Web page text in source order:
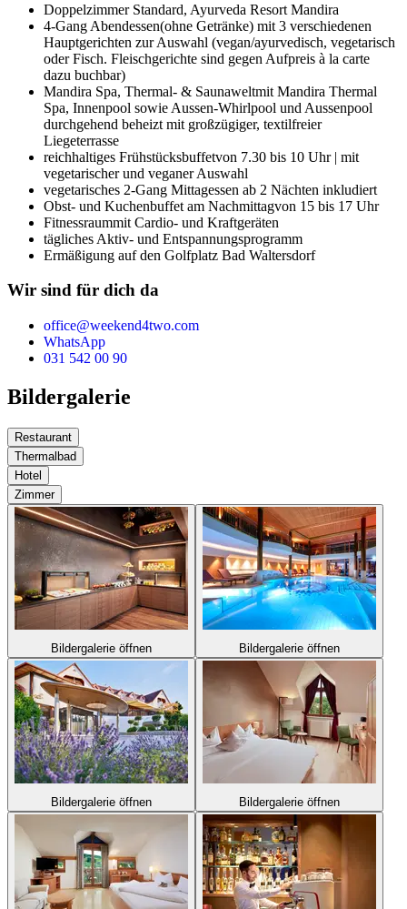
Doppelzimmer Standard, Ayurveda Resort Mandira
4-Gang Abendessen(ohne Getränke) mit 3 verschiedenen
Hauptgerichten zur Auswahl (vegan/ayurvedisch, vegetarisch
oder Fisch. Fleischgerichte sind gegen Aufpreis à la carte
dazu buchbar)
Mandira Spa, Thermal- & Saunaweltmit Mandira Thermal
Spa, Innenpool sowie Aussen-Whirlpool und Aussenpool
durchgehend beheizt mit großzügiger, textilfreier
Liegeterrasse
reichhaltiges Frühstücksbuffetvon 7.30 bis 10 Uhr | mit
vegetarischer und veganer Auswahl
vegetarisches 2-Gang Mittagessen ab 2 Nächten inkludiert
Obst- und Kuchenbuffet am Nachmittagvon 15 bis 17 Uhr
Fitnessraummit Cardio- und Kraftgeräten
tägliches Aktiv- und Entspannungsprogramm
Ermäßigung auf den Golfplatz Bad Waltersdorf
Wir sind für dich da
office@weekend4two.com
WhatsApp
031 542 00 90
Bildergalerie
Restaurant
Thermalbad
Hotel
Zimmer
Bildergalerie öffnen Bildergalerie öffnen
Bildergalerie öffnen Bildergalerie öffnen